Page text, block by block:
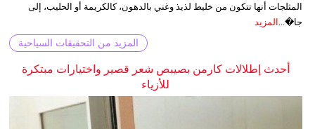
المثلجات أنها تتكون من خليط لذيذ وغني بالدهون، كالكريمة أو الحليب، إلى
جا�...
المزيد
المزيد من التحقيقات السياحية
أحدث إطلالات كارمن بصيبص شعر قصير واختيارات مبتكرة
للأزياء